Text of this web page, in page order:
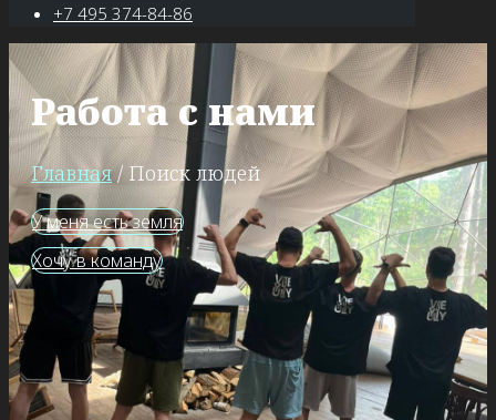
+7 495 374-84-86
Работа с нами
Главная/ Поиск людей
У меня есть земля
Хочу в команду